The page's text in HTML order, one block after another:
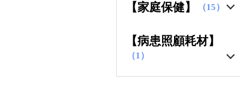
【家庭保健】 （15）
【病患照顧耗材】
（1）